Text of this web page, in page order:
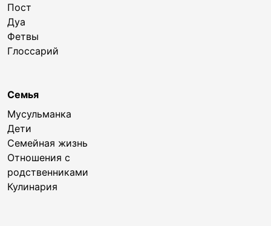
Пост
Дуа
Фетвы
Глоссарий
Семья
Мусульманка
Дети
Семейная жизнь
Отношения с
родственниками
Кулинария